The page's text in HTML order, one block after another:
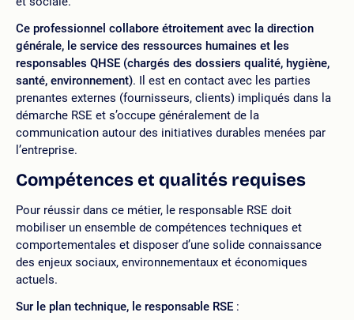
Ce professionnel collabore étroitement avec la direction
générale, le service des ressources humaines et les
responsables QHSE (chargés des dossiers qualité, hygiène,
santé, environnement). Il est en contact avec les parties
prenantes externes (fournisseurs, clients) impliqués dans la
démarche RSE et s’occupe généralement de la
communication autour des initiatives durables menées par
l’entreprise.
Compétences et qualités requises
Pour réussir dans ce métier, le responsable RSE doit
mobiliser un ensemble de compétences techniques et
comportementales et disposer d’une solide connaissance
des enjeux sociaux, environnementaux et économiques
actuels.
Sur le plan technique, le responsable RSE :